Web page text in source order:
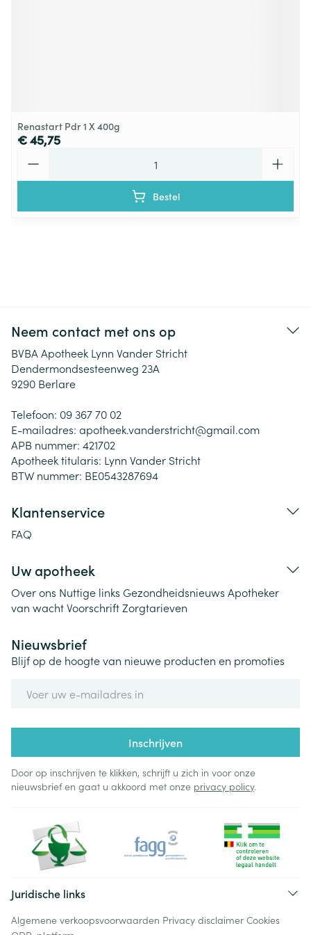
Renastart Pdr 1 X 400g
€ 45,75
Bestel
Neem contact met ons op
BVBA Apotheek Lynn Vander Stricht
Dendermondsesteenweg 23A
9290 Berlare
Telefoon: 09 367 70 02
E-mailadres: apotheek.vanderstricht@gmail.com
APB nummer: 421702
Apotheek titularis: Lynn Vander Stricht
BTW nummer: BE0543287694
Klantenservice
FAQ
Uw apotheek
Over ons Nuttige links Gezondheidsnieuws Apotheker
van wachtVoorschriftZorgtarieven
Nieuwsbrief
Blijf op de hoogte van nieuwe producten en promoties
Inschrijven
Door op inschrijven te klikken, schrijft u zich in voor onze
nieuwsbrief en gaat u akkoord met onze privacy policy.
Juridische links
Algemene verkoopsvoorwaarden Privacy disclaimer Cookies